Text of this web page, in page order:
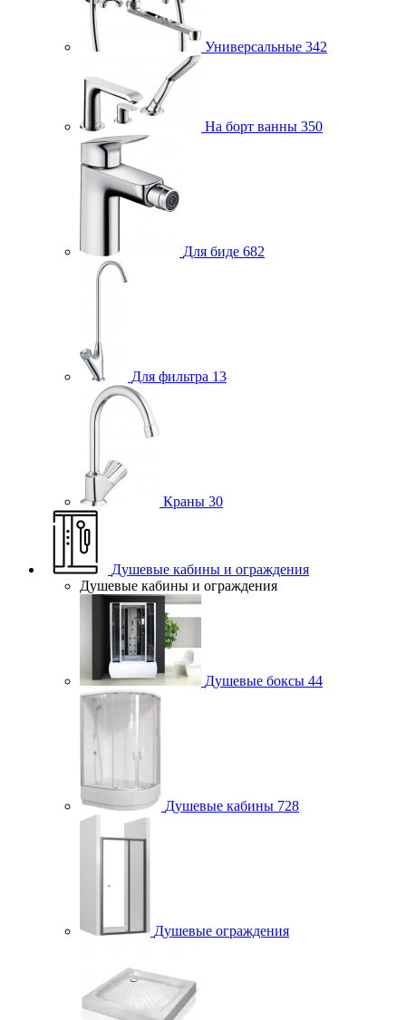
Универсальные 342
На борт ванны 350
Для биде 682
Для фильтра 13
Краны 30
Душевые кабины и ограждения
Душевые кабины и ограждения
Душевые боксы 44
Душевые кабины 728
Душевые ограждения